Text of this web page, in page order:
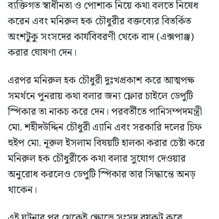
ব্যক্তিগত স্বাধীনতা ও পোশাক নিয়ে কথা বলতে নিষেধ
করেন এবং মনিরুল হক চৌধুরীর বক্তব্যের বিতর্কিত
অংশটুকু সংসদের কার্যবিবরণী থেকে বাদ (এক্সপাঞ্জ)
করার ঘোষণা দেন।
এরপর মনিরুল হক চৌধুরী দুঃখপ্রকাশ করে আত্মপক্ষ
সমর্থনে পুনরায় কথা বলার জন্য ফ্লোর চাইলে ডেপুটি
স্পিকার তা নাকচ করে দেন। পরবর্তীতে পানিসম্পদমন্ত্রী
মো. শহীদউদ্দিন চৌধুরী এ্যানি এবং সরকারি দলের চিফ
হুইপ মো. নূরুল ইসলাম বিষয়টি হালকা করার চেষ্টা করে
মনিরুল হক চৌধুরীকে কথা বলার সুযোগ দেওয়ার
অনুরোধ করলেও ডেপুটি স্পিকার তার সিদ্ধান্তে অনড়
থাকেন।